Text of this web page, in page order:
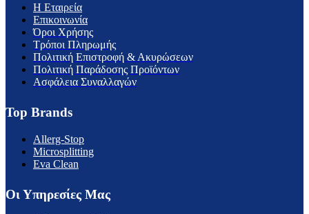
H Εταιρεία
Επικοινωνία
Όροι Χρήσης
Τρόποι Πληρωμής
Πολιτική Επιστροφή & Ακυρώσεων
Πολιτική Παράδοσης Προϊόντων
Ασφάλεια Συναλλαγών
Top Brands
Allerg-Stop
Microsplitting
Eva Clean
Οι Υπηρεσίες Μας